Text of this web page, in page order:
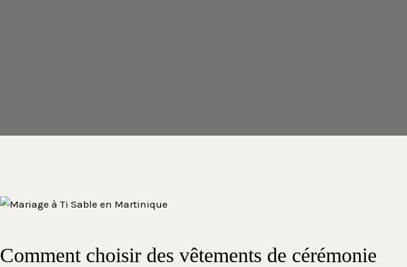
Comment choisir des vêtements de cérémonie